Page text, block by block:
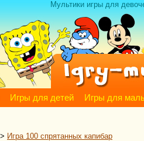
Мультики игры для
Игры для детей Игры для
> Игра 100 спрятанных капибар